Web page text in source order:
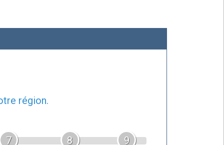
région.
7 8 9